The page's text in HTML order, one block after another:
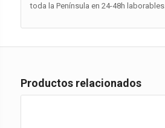
toda la Península en 24-48h laborables.
Productos relacionados